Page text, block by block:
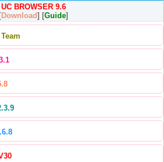
UC BROWSER 9.6
[Download] [Guide]